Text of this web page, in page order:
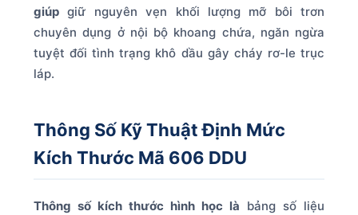
giúp giữ nguyên vẹn khối lượng mỡ bôi trơn
chuyên dụng ở nội bộ khoang chứa, ngăn ngừa
tuyệt đối tình trạng khô dầu gây cháy rơ-le trục
láp.
Thông Số Kỹ Thuật Định Mức
Kích Thước Mã 606 DDU
Thông số kích thước hình học là bảng số liệu